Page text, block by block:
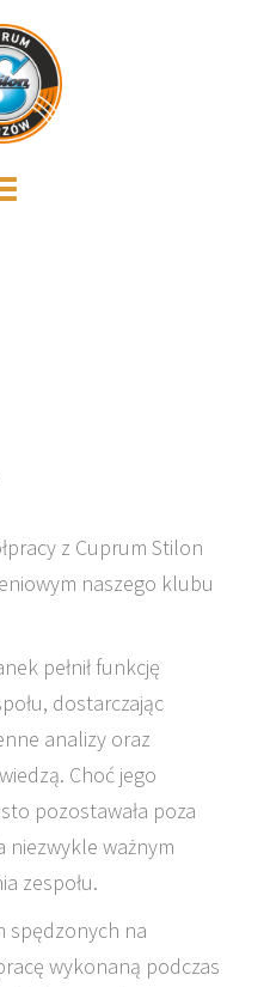
z Cuprum Stilon
naszego klubu
pełnił funkcję
dostarczając
analizy oraz
Choć jego
pozostawała poza
niezwykle ważnym
zespołu.
spędzonych na
wykonaną podczas